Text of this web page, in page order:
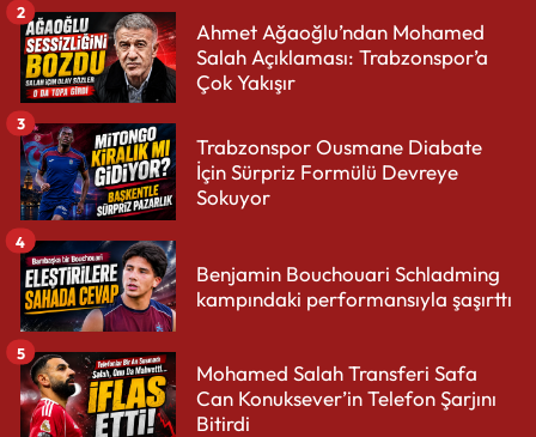
Ahmet Ağaoğlu’ndan Mohamed
Salah Açıklaması: Trabzonspor’a
Çok Yakışır
2
Trabzonspor Ousmane Diabate
İçin Sürpriz Formülü Devreye
Sokuyor
3
Benjamin Bouchouari Schladming
kampındaki performansıyla şaşırttı
4
Mohamed Salah Transferi Safa
Can Konuksever’in Telefon Şarjını
Bitirdi
5